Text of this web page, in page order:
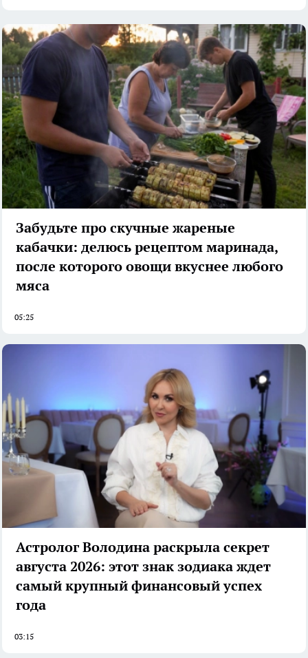
Забудьте про скучные жареные
кабачки: делюсь рецептом маринада,
после которого овощи вкуснее любого
мяса
05:25
Астролог Володина раскрыла секрет
августа 2026: этот знак зодиака ждет
самый крупный финансовый успех
года
03:15